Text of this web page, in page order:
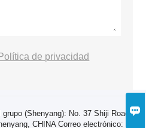

Política de privacidad
(Shenyang): No. 37 Shiji Road,
CHINA Correo electrónico: